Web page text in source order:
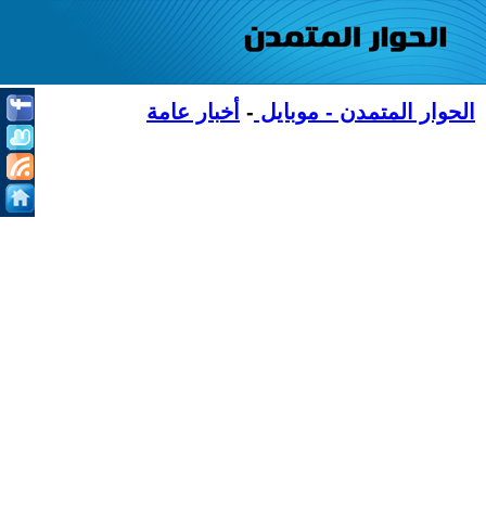
الحوار المتمدن - موبايل - أخبار عامة